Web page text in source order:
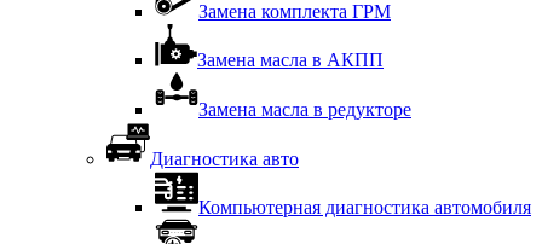
Замена комплекта ГРМ
Замена масла в АКПП
Замена масла в редукторе
Диагностика авто
Компьютерная диагностика автомобиля